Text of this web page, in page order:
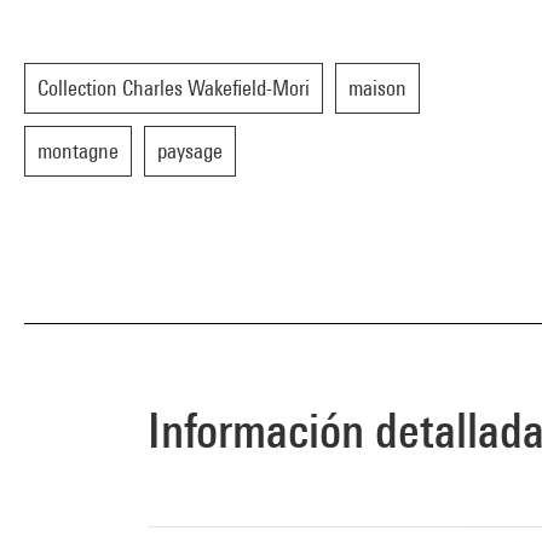
Collection Charles Wakefield-Mori maison
montagne paysage
Información detallada